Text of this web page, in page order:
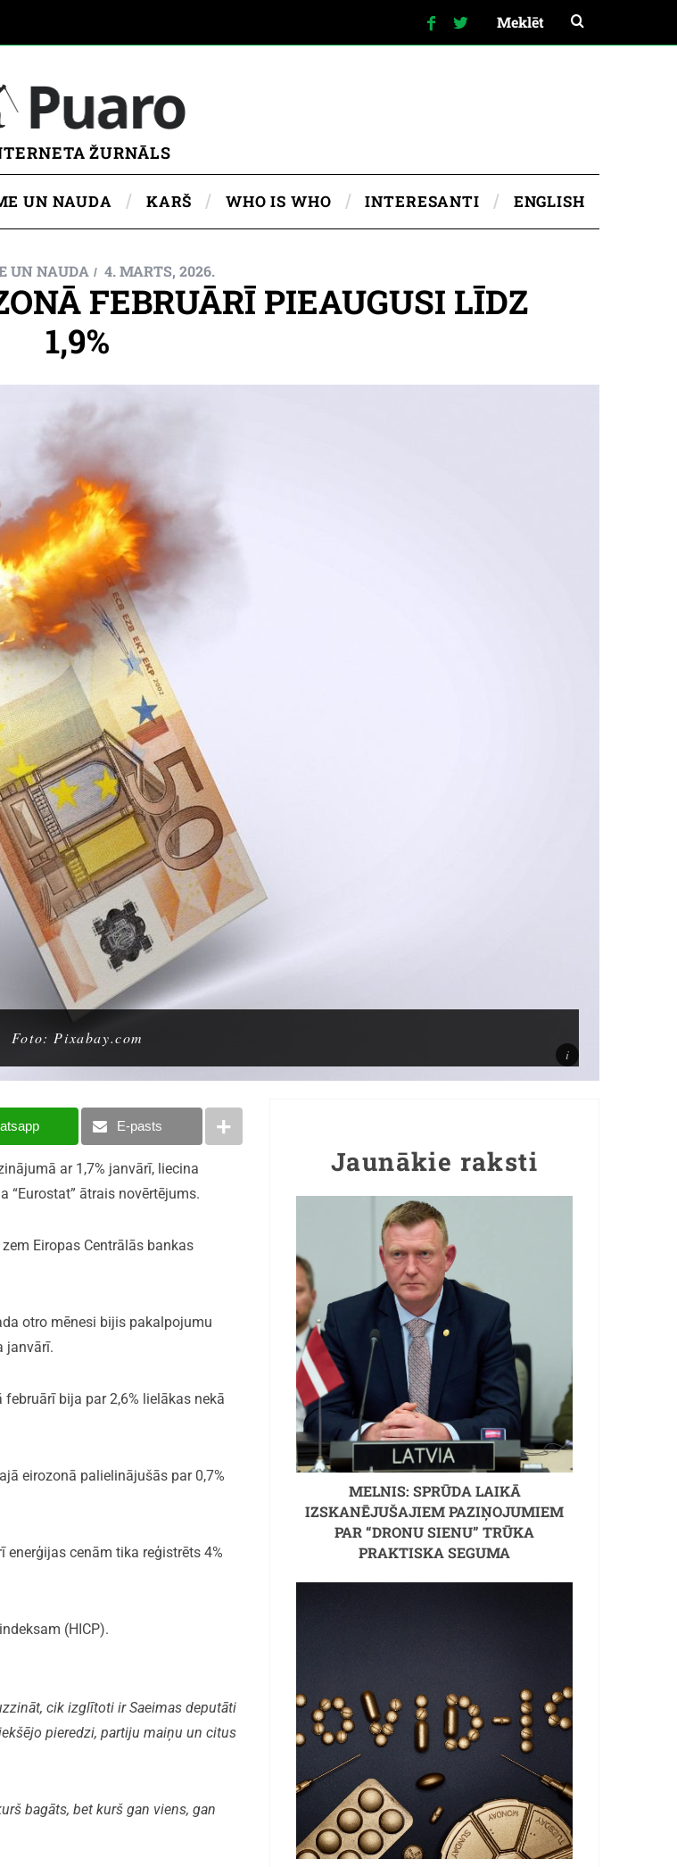
ŽURNĀLS
UN NAUDA KARŠ WHO IS WHO INTERESANTI ENGLISH
UN NAUDA 4. MARTS, 2026.
FEBRUĀRĪ PIEAUGUSI LĪDZ
1,9%
Foto: Pixabay.com
E-pasts
ar 1,7% janvārī, liecina
“Eurostat” ātrais novērtējums.
Eiropas Centrālās bankas
otro mēnesi bijis pakalpojumu
janvārī.
bija par 2,6% lielākas nekā
eirozonā palielinājušās par 0,7%
cenām tika reģistrēts 4%
(HICP).
cik izglītoti ir Saeimas deputāti
pieredzi, partiju maiņu un citus
bagāts, bet kurš gan viens, gan
Jaunākie raksti
MELNIS: SPRŪDA LAIKĀ
IZSKANĒJUŠAJIEM PAZIŅOJUMIEM
PAR “DRONU SIENU” TRŪKA
PRAKTISKA SEGUMA